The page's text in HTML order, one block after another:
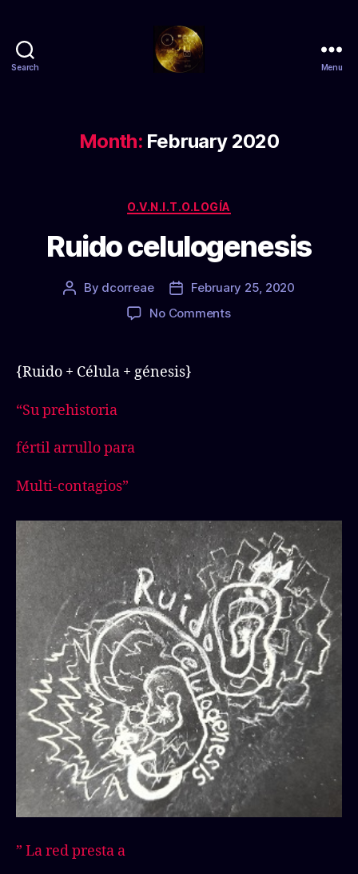
Search Menu
Month: February 2020
Categories
O.V.N.I.T.O.LOGÍA
Ruido celulogenesis
Post
By dcorreae
Post
date
February 25, 2020
No Commentson
{Ruido + Célula + génesis}
“Su prehistoria
fértil arrullo para
Multi-contagios”
” La red presta a